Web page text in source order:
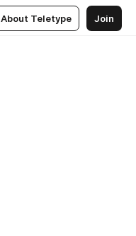
About Teletype Join